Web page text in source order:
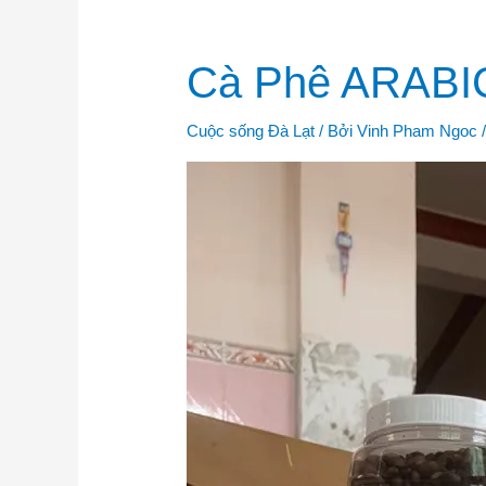
Cà Phê
Cuộc sống Đà Lạt / BởiVinh Pham Ngoc
Cà
Phê
ARABICA
ROBUSTA
với
Mr